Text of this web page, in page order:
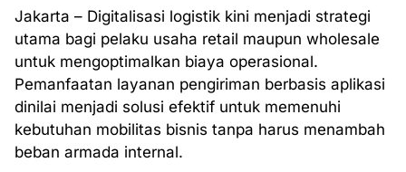
Jakarta – Digitalisasi logistik kini menjadi strategi
utama bagi pelaku usaha retail maupun wholesale
untuk mengoptimalkan biaya operasional.
Pemanfaatan layanan pengiriman berbasis aplikasi
dinilai menjadi solusi efektif untuk memenuhi
kebutuhan mobilitas bisnis tanpa harus menambah
beban armada internal.